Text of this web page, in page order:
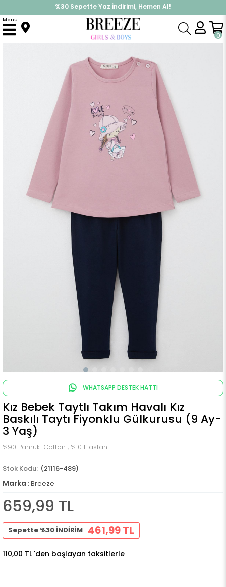
%30 Sepette Yaz İndirimi, Hemen Al!
İndirimlere ek %10 İndirimi Kap, Hemen Üye Ol!
0
Menu
Anasayfa Takımlar Tayt Takımı Kız Bebek Taytlı Takım Havalı Kız Baskılı Taytı Fiyonklu Gülkurusu (9 Ay-3 Yaş)
WHATSAPP DESTEK HATTI
Kız Bebek Taytlı Takım Havalı Kız
Baskılı Taytı Fiyonklu Gülkurusu (9 Ay-
3 Yaş)
%90 Pamuk-Cotton , %10 Elastan
(21116-489)
Marka : Breeze
659,99 TL
Sepette %30 İNDİRİM 461,99 TL
110,00 TL 'den başlayan taksitlerle